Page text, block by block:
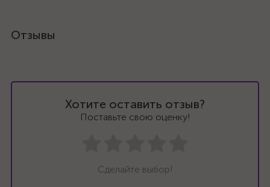
Отзывы
Хотите оставить отзыв?
Поставьте свою оценку!
Сделайте выбор!